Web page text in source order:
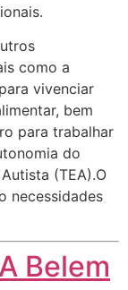
como a
vivenciar
bem
para trabalhar
do
(TEA).O
necessidades
Belem